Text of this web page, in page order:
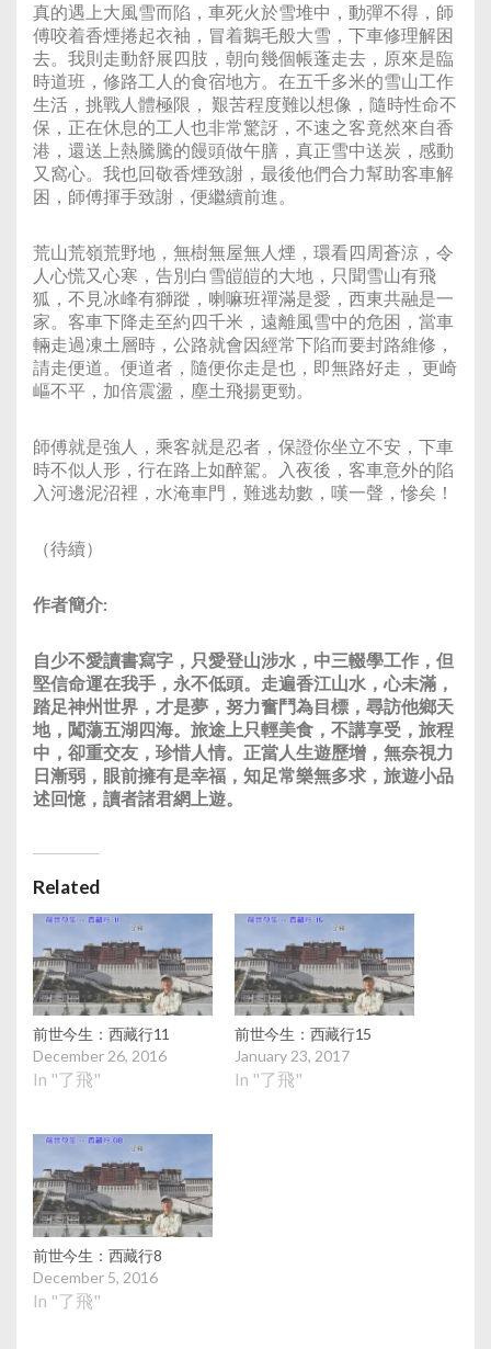
真的遇上大風雪而陷，車死火於雪堆中，動彈不得，師
傅咬着香煙捲起衣袖，冒着鵝毛般大雪，下車修理解困
去。我則走動舒展四肢，朝向幾個帳蓬走去，原來是臨
時道班，修路工人的食宿地方。在五千多米的雪山工作
生活，挑戰人體極限， 艱苦程度難以想像，隨時性命不
保，正在休息的工人也非常驚訝，不速之客竟然來自香
港，還送上熱騰騰的饅頭做午膳，真正雪中送炭，感動
又窩心。我也回敬香煙致謝，最後他們合力幫助客車解
困，師傅揮手致謝，便繼續前進。
荒山荒嶺荒野地，無樹無屋無人煙，環看四周蒼涼，令
人心慌又心寒，告別白雪皚皚的大地，只聞雪山有飛
狐，不見冰峰有獅蹤，喇嘛班禪滿是愛，西東共融是一
家。客車下降走至約四千米，遠離風雪中的危困，當車
輛走過凍土層時，公路就會因經常下陷而要封路維修，
請走便道。便道者，隨便你走是也，即無路好走， 更崎
嶇不平，加倍震盪，塵土飛揚更勁。
師傅就是強人，乘客就是忍者，保證你坐立不安，下車
時不似人形，行在路上如醉駕。入夜後，客車意外的陷
入河邊泥沼裡，水淹車門，難逃劫數，嘆一聲，慘矣！
（待續）
作者簡介:
自少不愛讀書寫字，只愛登山涉水，中三輟學工作，但
堅信命運在我手，永不低頭。走遍香江山水，心未滿，
踏足神州世界，才是夢，努力奮鬥為目標，尋訪他鄉天
地，闖蕩五湖四海。旅途上只輕美食，不講享受，旅程
中，卻重交友，珍惜人情。正當人生遊歷增，無奈視力
日漸弱，眼前擁有是幸福，知足常樂無多求，旅遊小品
述回憶，讀者諸君網上遊。
Related
前世今生：西藏行11
December 26, 2016
In "了飛"
前世今生：西藏行15
January 23, 2017
In "了飛"
前世今生：西藏行8
December 5, 2016
In "了飛"